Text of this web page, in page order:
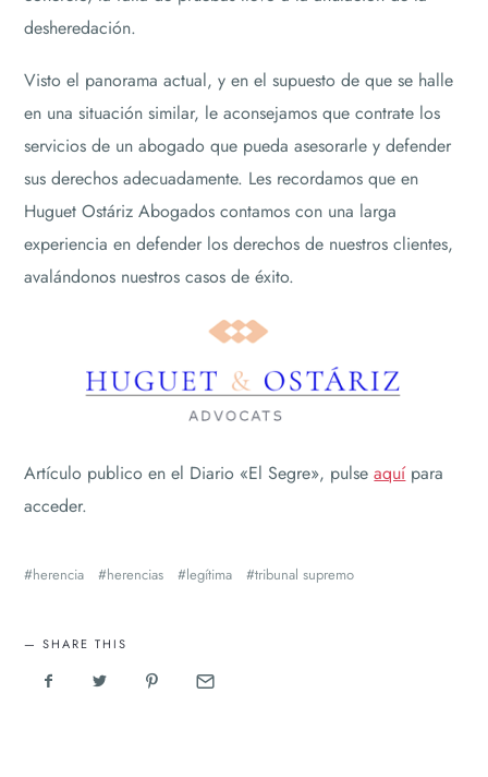
desheredación.
Visto el panorama actual, y en el supuesto de que se halle
en una situación similar, le aconsejamos que contrate los
servicios de un abogado que pueda asesorarle y defender
sus derechos adecuadamente. Les recordamos que en
Huguet Ostáriz Abogados contamos con una larga
experiencia en defender los derechos de nuestros clientes,
avalándonos nuestros casos de éxito.
Artículo publico en el Diario «El Segre», pulseaquípara
acceder.
herencia herencias legítima tribunal supremo
SHARE THIS